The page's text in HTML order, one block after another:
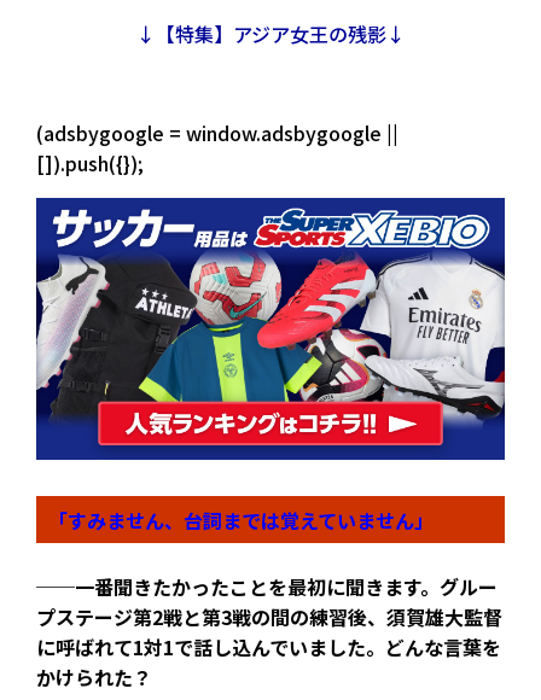
↓【特集】アジア女王の残影↓
(adsbygoogle = window.adsbygoogle ||
[]).push({});
「すみません、台詞までは覚えていません」
──一番聞きたかったことを最初に聞きます。グルー
プステージ第2戦と第3戦の間の練習後、須賀雄大監督
に呼ばれて1対1で話し込んでいました。どんな言葉を
かけられた？